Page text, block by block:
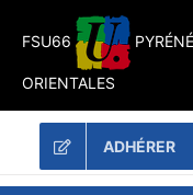
FSU66
ORIENTALES
ADHÉRER